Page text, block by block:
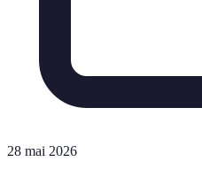
28 mai 2026